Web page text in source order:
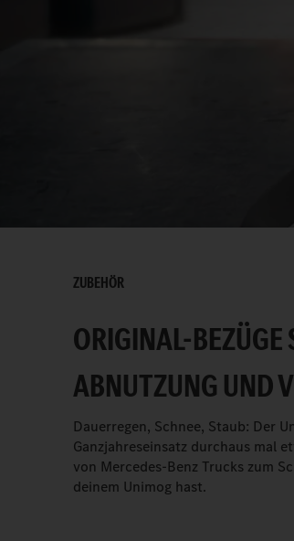
ZUBEHÖR
ORIGINAL-BEZÜGE
ABNUTZUNG UND
Dauerregen, Schnee, Staub: Der
Ganzjahreseinsatz durchaus mal
von Mercedes-Benz Trucks zum
deinem Unimog hast.